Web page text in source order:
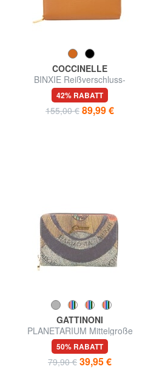
COCCINELLE
BINXIE Reißverschluss-
Geldbörse
42% RABATT
155,00 € 89,99 €
GATTINONI
PLANETARIUM Mittelgroße
Geldbörse
50% RABATT
79,90 € 39,95 €